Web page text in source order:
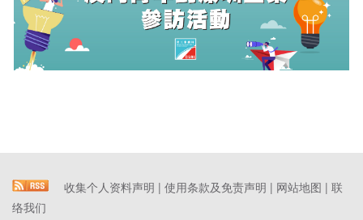
收集个人资料声明 | 使用条款及免责声明 | 网站地图 | 联
络我们